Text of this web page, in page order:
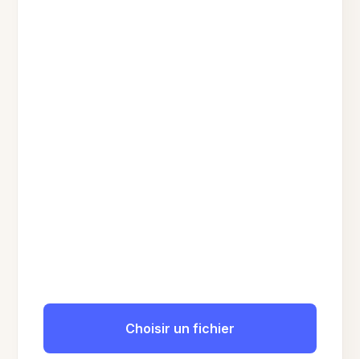
Choisir un fichier